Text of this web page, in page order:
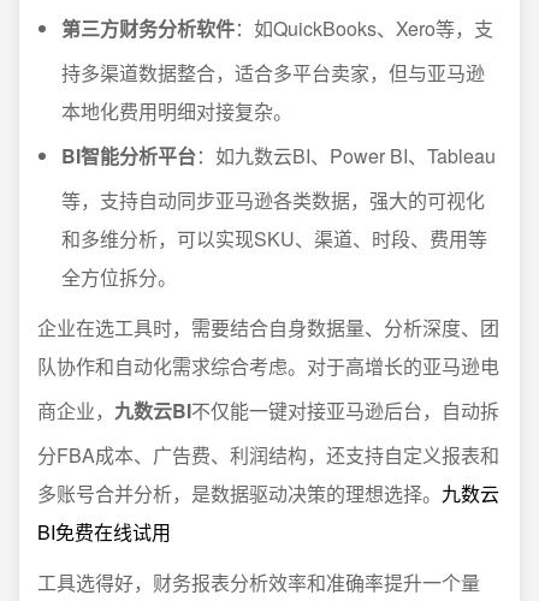
第三方财务分析软件：如QuickBooks、Xero等，支
持多渠道数据整合，适合多平台卖家，但与亚马逊
本地化费用明细对接复杂。
BI智能分析平台：如九数云BI、Power BI、Tableau
等，支持自动同步亚马逊各类数据，强大的可视化
和多维分析，可以实现SKU、渠道、时段、费用等
全方位拆分。
企业在选工具时，需要结合自身数据量、分析深度、团
队协作和自动化需求综合考虑。对于高增长的亚马逊电
商企业， 九数云BI不仅能一键对接亚马逊后台，自动拆
分FBA成本、广告费、利润结构，还支持自定义报表和
多账号合并分析，是数据驱动决策的理想选择。 九数云
BI免费在线试用
工具选得好，财务报表分析效率和准确率提升一个量